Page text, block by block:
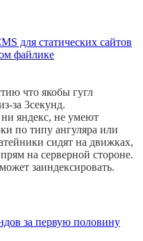
для статических сайтов
файлике
что якобы гугл
за 3секунд.
яндекс, не умеют
по типу ангуляра или
сидят на движках,
на серверной стороне.
заиндексировать.
за первую половину